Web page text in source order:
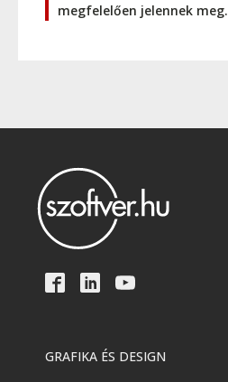
megfelelően jelennek meg.
GRAFIKA ÉS DESIGN